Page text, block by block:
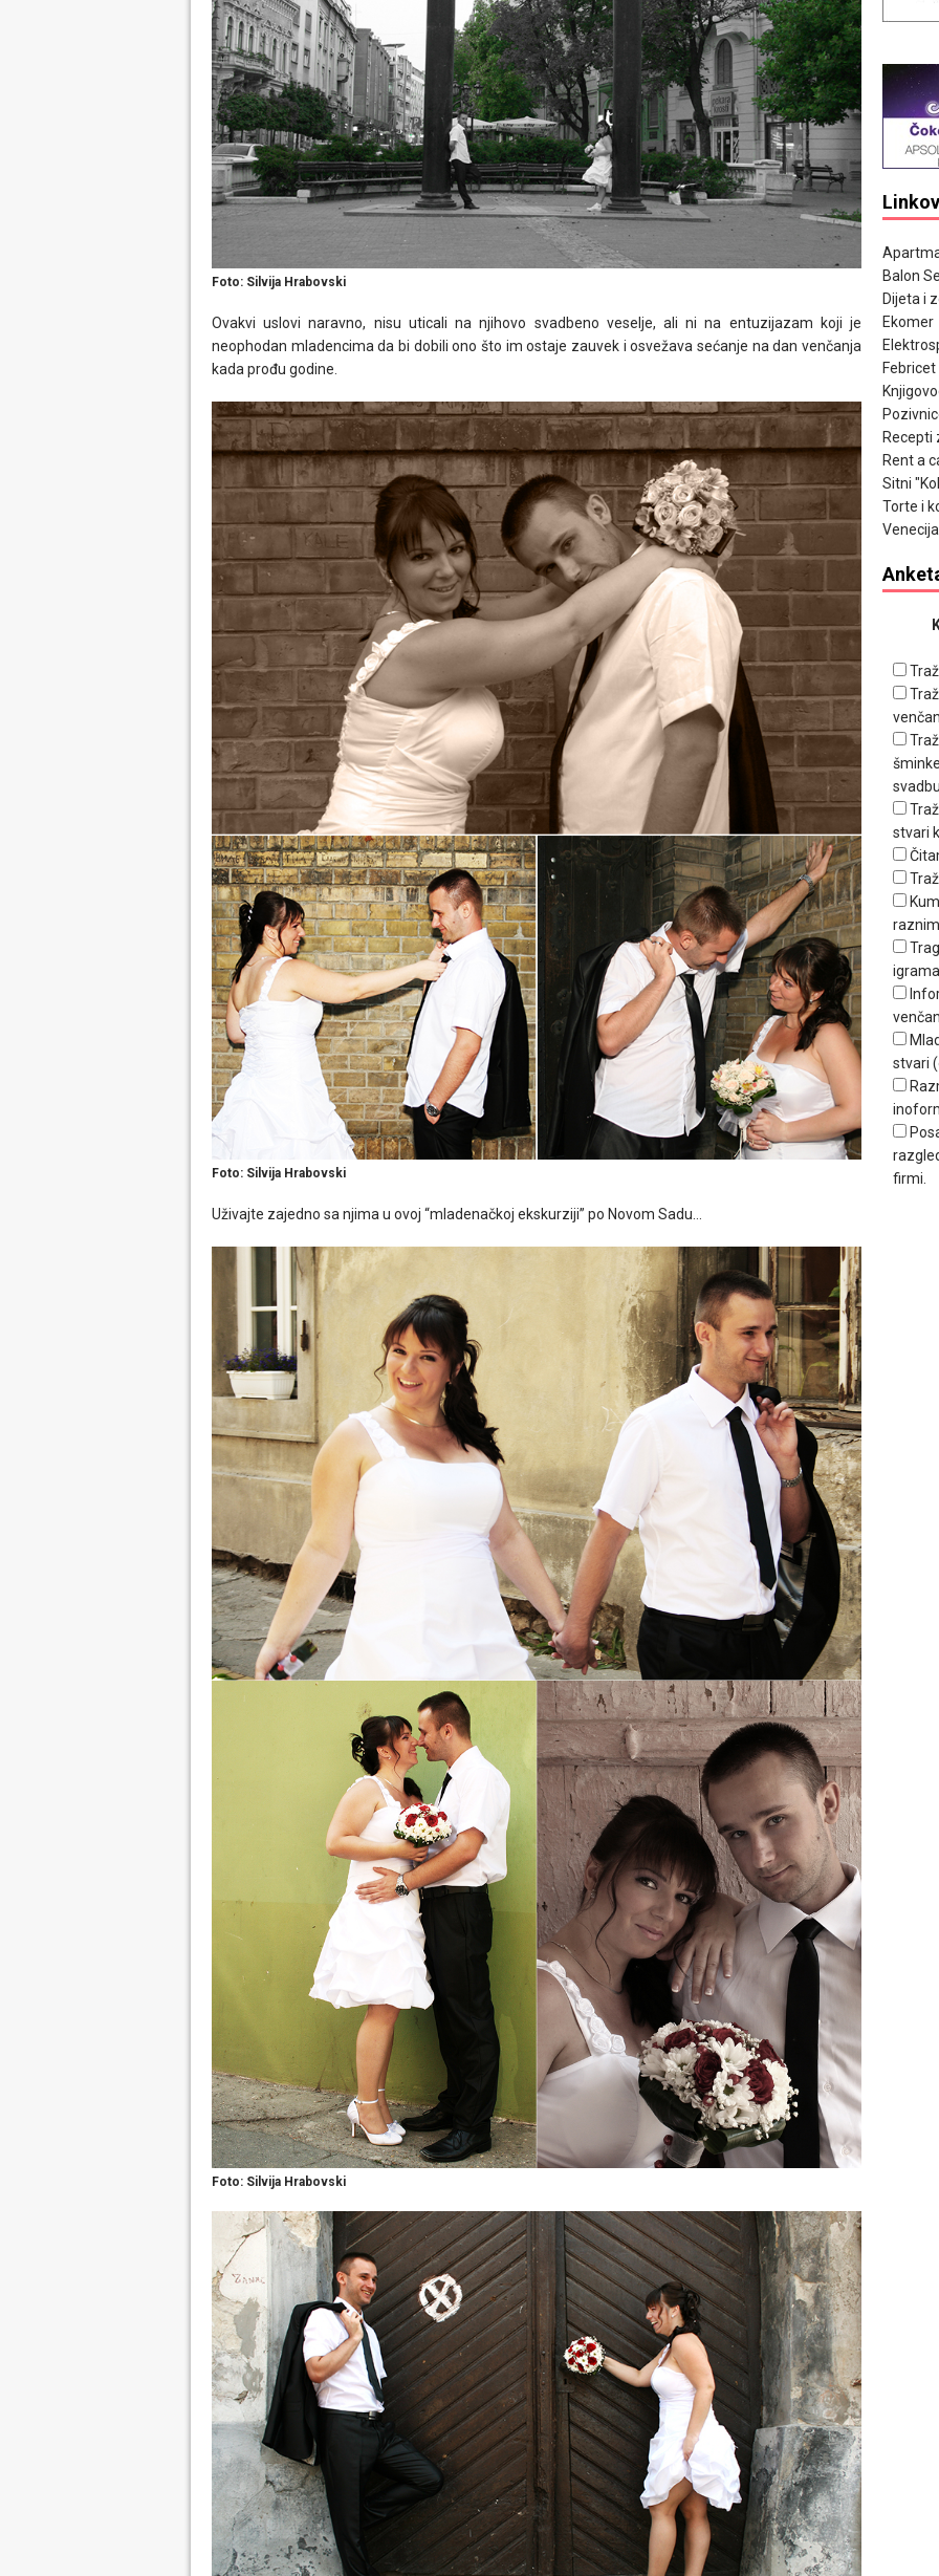
Foto: Silvija Hrabovski
Ovakvi uslovi naravno, nisu uticali na njihovo svadbeno veselje, ali ni na entuzijazam koji je
neophodan mladencima da bi dobili ono što im ostaje zauvek i osvežava sećanje na dan venčanja
kada prođu godine.
Foto: Silvija Hrabovski
Uživajte zajedno sa njima u ovoj “mladenačkoj ekskurziji” po Novom Sadu…
Foto: Silvija Hrabovski
Balon
Dijeta i
Ekomer
Febricet
Recepti
Rent a
Sitni
Torte i
stvari
stvari
firmi.